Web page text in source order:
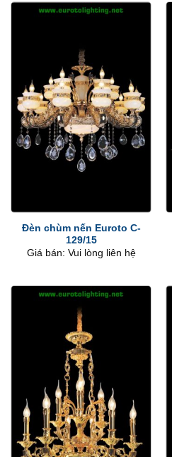
Đèn chùm nến Euroto C-
129/15
Giá bán: Vui lòng liên hệ